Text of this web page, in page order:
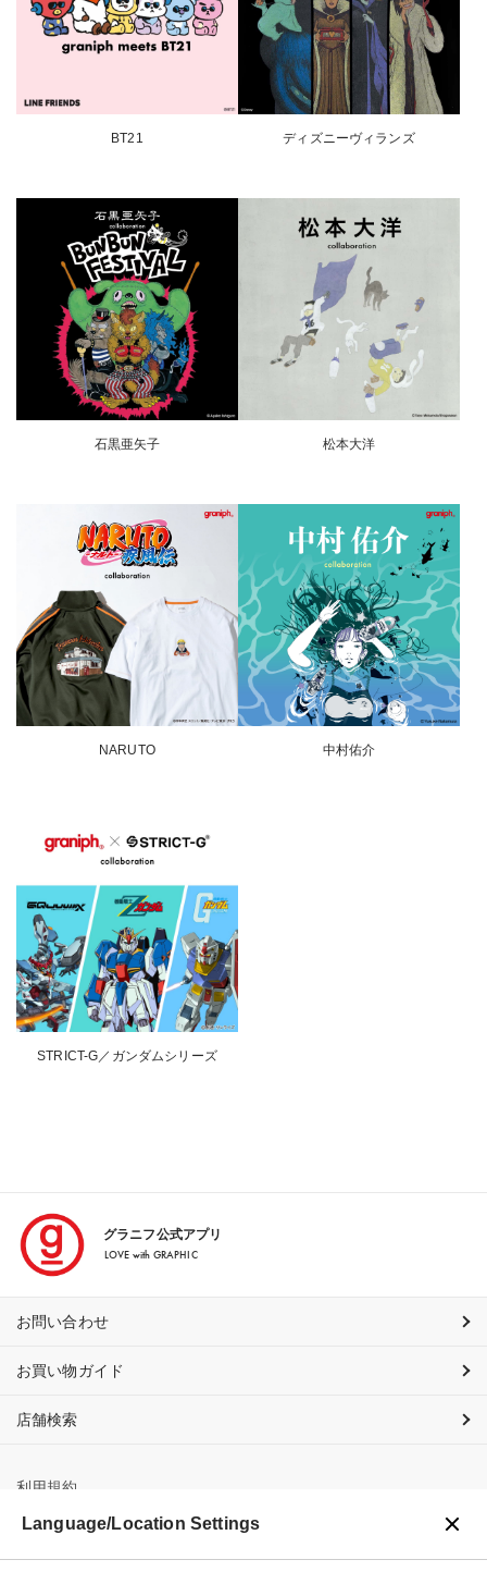
BT21 ディズニーヴィランズ
石黒亜矢子 松本大洋
NARUTO 中村佑介
STRICT-G／ガンダムシリーズ
グラニフ公式アプリ
LOVE with GRAPHIC
お問い合わせ
お買い物ガイド
店舗検索
利用規約
プライバシーポリシー
Language/Location Settings